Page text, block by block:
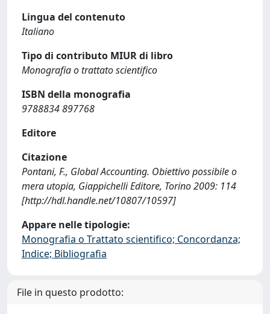
Lingua del contenuto
Italiano
Tipo di contributo MIUR di libro
Monografia o trattato scientifico
ISBN della monografia
9788834 897768
Editore
Citazione
Pontani, F., Global Accounting. Obiettivo possibile o
mera utopia, Giappichelli Editore, Torino 2009: 114
[http://hdl.handle.net/10807/10597]
Appare nelle tipologie:
Monografia o Trattato scientifico; Concordanza;
Indice; Bibliografia
File in questo prodotto: